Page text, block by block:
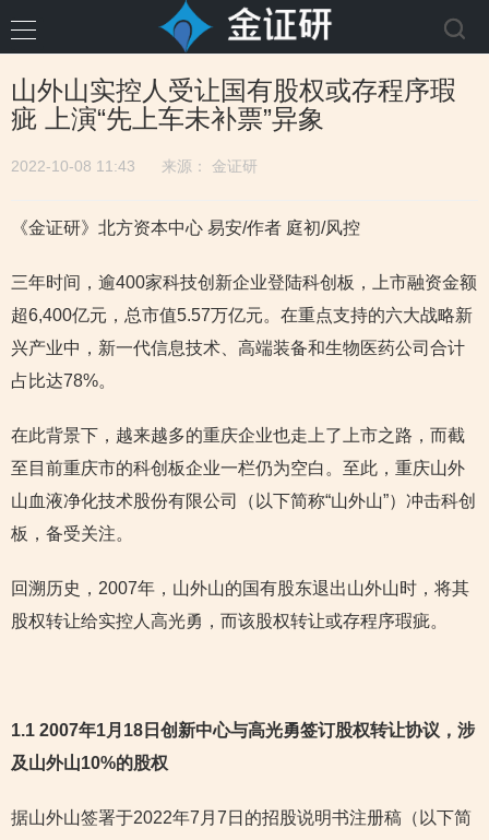
山外山实控人受让国有股权或存程序瑕
疵 上演“先上车未补票”异象
2022-10-08 11:43 来源： 金证研
《金证研》北方资本中心 易安/作者 庭初/风控
三年时间，逾400家科技创新企业登陆科创板，上市融资金额
超6,400亿元，总市值5.57万亿元。在重点支持的六大战略新
兴产业中，新一代信息技术、高端装备和生物医药公司合计
占比达78%。
在此背景下，越来越多的重庆企业也走上了上市之路，而截
至目前重庆市的科创板企业一栏仍为空白。至此，重庆山外
山血液净化技术股份有限公司（以下简称“山外山”）冲击科创
板，备受关注。
回溯历史，2007年，山外山的国有股东退出山外山时，将其
股权转让给实控人高光勇，而该股权转让或存程序瑕疵。
1.1 2007年1月18日创新中心与高光勇签订股权转让协议，涉
及山外山10%的股权
据山外山签署于2022年7月7日的招股说明书注册稿（以下简